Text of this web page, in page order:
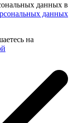
данных в
данных
на